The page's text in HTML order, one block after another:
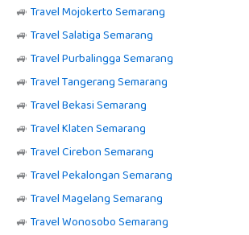
🚙 Travel Mojokerto Semarang
🚙 Travel Salatiga Semarang
🚙 Travel Purbalingga Semarang
🚙 Travel Tangerang Semarang
🚙 Travel Bekasi Semarang
🚙 Travel Klaten Semarang
🚙 Travel Cirebon Semarang
🚙 Travel Pekalongan Semarang
🚙 Travel Magelang Semarang
🚙 Travel Wonosobo Semarang